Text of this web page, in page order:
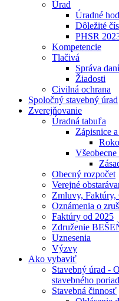
Úrad
Úradné
Dôležité
PHSR
Kompetencie
Tlačivá
Správa
Žiadosti
Civilná ochrana
Spoločný stavebný úrad
Zverejňovanie
Úradná tabuľa
Zápisnice
Všeobecne
Obecný rozpočet
Verejné
Zmluvy, Faktúry,
Oznámenia o
Faktúry od 2025
Združenie
Uznesenia
Výzvy
Ako vybaviť
Stavebný úrad -
stavebného
Stavebná činnosť